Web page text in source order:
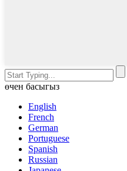
өчен басыгыз
English
French
German
Portuguese
Spanish
Russian